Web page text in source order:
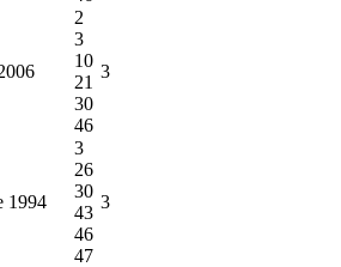
2
3
10
21
30
46
3
1994
3
26
30
43
46
47
3